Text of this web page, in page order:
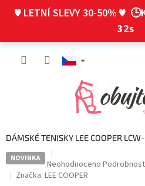
♥ LETNÍ SLEVY 30-50% ♥
31s
DÁMSKÉ TENISKY LEE COOPER
NOVINKA
Průměrné
hodnocení
Neohodnoceno
Značka: LEE COOPER